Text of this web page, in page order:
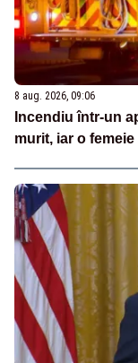
8 aug. 2026, 09:06
Incendiu într-un
murit, iar o